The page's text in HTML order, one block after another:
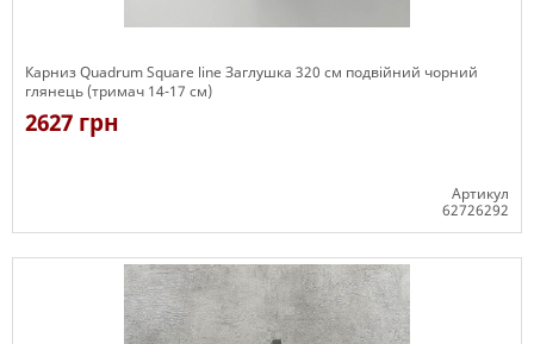
Карниз Quadrum Square line Заглушка 320 см подвійний чорний
глянець (тримач 14-17 см)
2627 грн
Артикул
62726292